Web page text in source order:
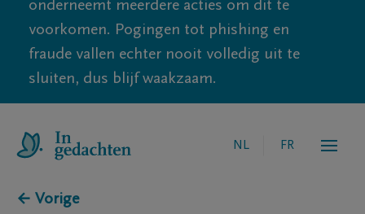
onderneemt meerdere acties om dit te
voorkomen. Pogingen tot phishing en
fraude vallen echter nooit volledig uit te
sluiten, dus blijf waakzaam.
NL FR
← Vorige